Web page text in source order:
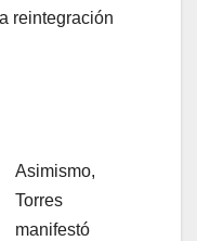
reintegración
Asimismo,
Torres
manifestó